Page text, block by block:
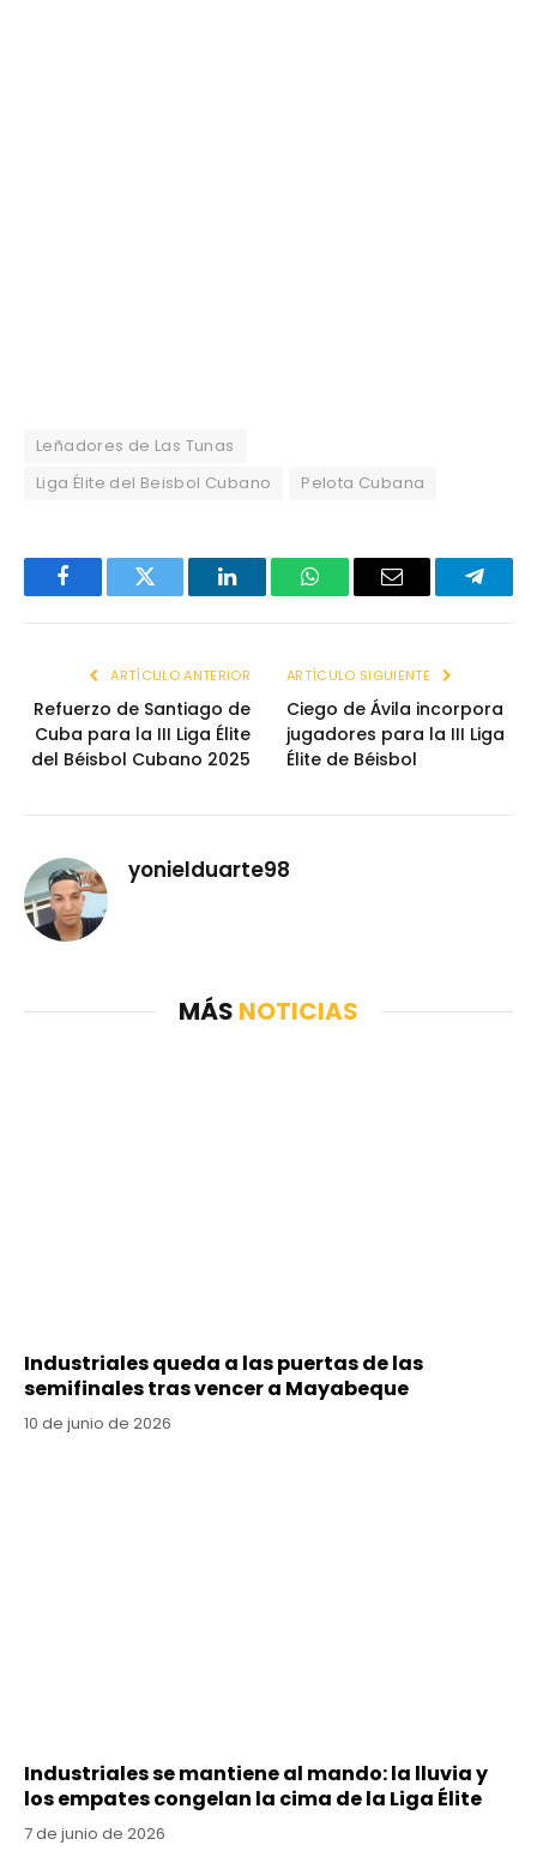
Leñadores de Las Tunas
Liga Élite del Beisbol Cubano
Pelota Cubana
FacebookTwitter LinkedInWhatsAppEmail
ARTÍCULO ANTERIOR
Refuerzo de Santiago de
Cuba para la III Liga Élite
del Béisbol Cubano 2025
ARTÍCULO SIGUIENTE
Ciego de Ávila incorpora
jugadores para la III Liga
Élite de Béisbol
yonielduarte98
MÁS NOTICIAS
Industriales queda a las puertas de las
semifinales tras vencer a Mayabeque
10 de junio de 2026
Industriales se mantiene al mando: la lluvia y
los empates congelan la cima de la Liga Élite
7 de junio de 2026